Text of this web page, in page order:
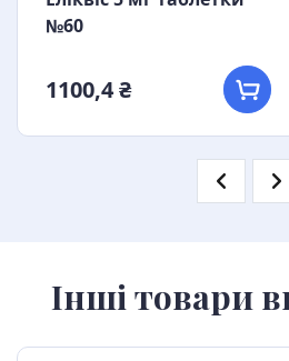
№60
1100,4 ₴
Інші товари